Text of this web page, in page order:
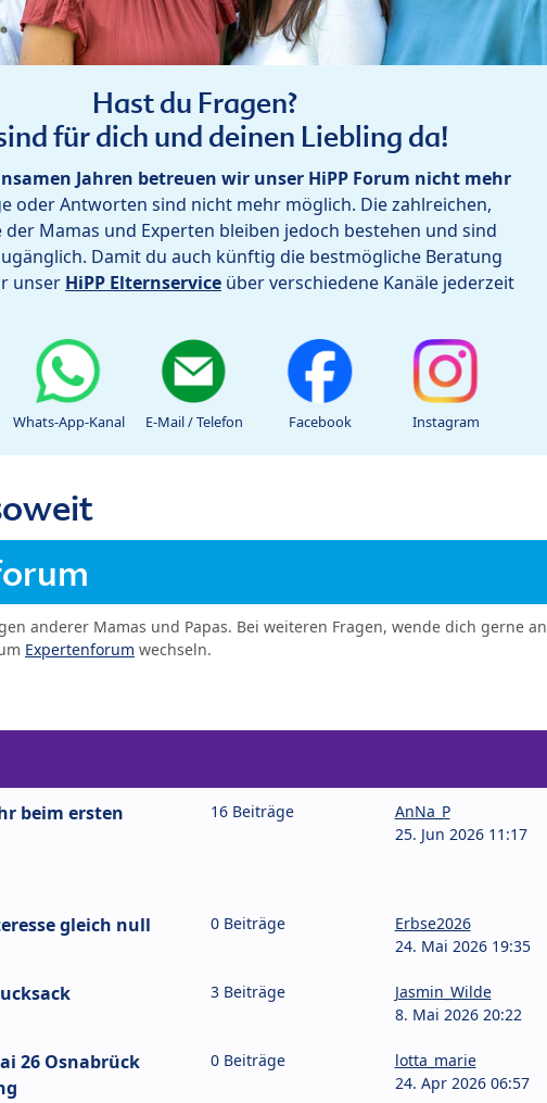
Hast du Fragen?
für dich und deinen Liebling da!
Jahren betreuen wir unser HiPP Forum nicht mehr
oder Antworten sind nicht mehr möglich. Die zahlreichen,
Mamas und Experten bleiben jedoch bestehen und sind
Damit du auch künftig die bestmögliche Beratung
unser HiPP Elternservice über verschiedene Kanäle jederzeit
Whats-App-Kanal E-Mail / Telefon Facebook Instagram
anderer Mamas und Papas. Bei weiteren Fragen, wende dich gerne an
Expertenforum wechseln.
beim ersten
16 Beiträge
AnNa_P
25. Jun 2026 11:17
gleich null 0 Beiträge
Erbse2026
24. Mai 2026 19:35
3 Beiträge
Jasmin_Wilde
8. Mai 2026 20:22
26 Osnabrück
0 Beiträge
lotta_marie
24. Apr 2026 06:57